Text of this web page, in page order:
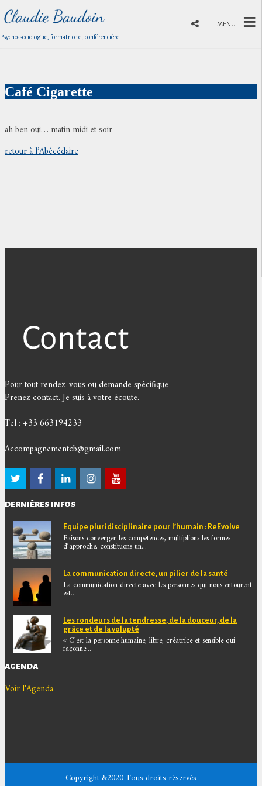
Psycho-sociologue, formatrice et conférencière
MENU
Café Cigarette
ah ben oui… matin midi et soir
retour à l’Abécédaire
Pour tout rendez-vous ou demande spécifique
Prenez contact. Je suis à votre écoute.
Tel : +33 663194233
Accompagnementcb@gmail.com
DERNIÈRES INFOS
Equipe pluridisciplinaire pour l’humain : ReEvolve
Faisons converger les compétences, multiplions les formes
d’approche, constituons un...
La communication directe, un pilier de la santé
La communication directe avec les personnes qui nous entourent
est...
Les rondeurs de la tendresse, de la douceur, de la
grâce et de la volupté
« C’est la personne humaine, libre, créatrice et sensible qui
façonne...
AGENDA
Voir l'Agenda
Copyright &2020 Tous droits réservés